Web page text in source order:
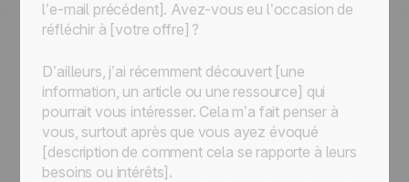
l’e-mail précédent]. Avez-vous eu l’occasion de
réfléchir à [votre offre] ?
D’ailleurs, j’ai récemment découvert [une
information, un article ou une ressource] qui
pourrait vous intéresser. Cela m’a fait penser à
vous, surtout après que vous ayez évoqué
[description de comment cela se rapporte à leurs
besoins ou intérêts].